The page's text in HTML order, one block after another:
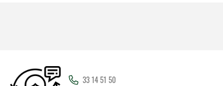
33 14 51 50